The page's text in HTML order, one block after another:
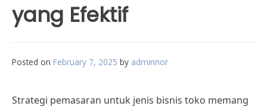
yang Efektif
Posted on February 7, 2025 by adminnor
Strategi pemasaran untuk jenis bisnis toko memang